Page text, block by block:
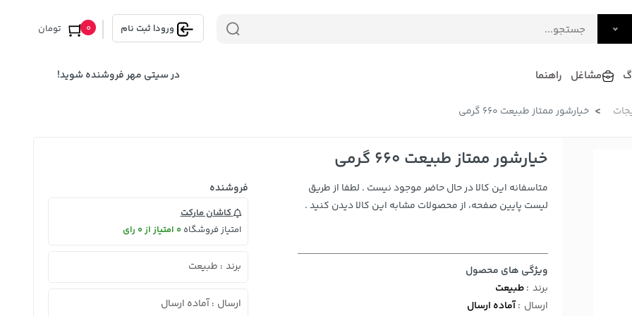
ورود| ثبت نام تومان 0
فرآورده های لبنی
دکوراسیون داخلی و تزئینی
سرو و پذیرایی
لوازم حیوانات خانگی
مشاغل راهنما در سیتی مهر فروشنده شوید!
خیارشور ممتاز طبیعت 660 گرمی
خیارشور ممتاز طبیعت 660 گرمی
متاسفانه این کالا در حال حاضر موجود نیست . لطفا از طریق
لیست پایین صفحه، از محصولات مشابه این کالا دیدن کنید .
ویژگی های محصول
برند :طبیعت
ارسال :آماده ارسال
فروشنده
کاشان مارکت
امتیاز فروشگاه0 امتیاز از 0 رای
برند : طبیعت
ارسال :آماده ارسال